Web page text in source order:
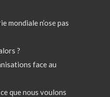
mondiale n’ose pas
?
face au
que nous voulons